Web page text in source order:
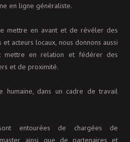
en ligne généraliste.
mettre en avant et de révéler des
acteurs locaux, nous donnons aussi
en relation et fédérer des
et de proximité.
dans un cadre de travail
entourées de chargées de
ainsi que de partenaires et